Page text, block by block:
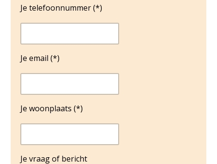
Je email (*)
Je woonplaats (*)
Je vraag of bericht